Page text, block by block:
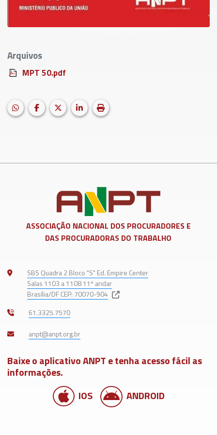
Arquivos
MPT 50.pdf
Facebook LinkedIn
X (formerly Twitter)
HELIX_ULTIMATE_SHARE_WHATSAPP
Imprimir matéria
ASSOCIAÇÃO NACIONAL DOS PROCURADORES E
DAS PROCURADORAS DO TRABALHO
SBS Quadra 2 Bloco "S" Ed. Empire Center
Salas 1103 a 1108 11º andar
Brasília/DF CEP: 70070-904
61.3325.7570
Baixe o aplicativo ANPT e tenha acesso fácil as
informações.
IOS
ANDROID